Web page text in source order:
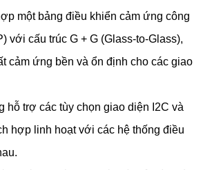
một bảng điều khiển cảm ứng công
với cấu trúc G + G (Glass-to-Glass),
cảm ứng bền và ổn định cho các giao
hỗ trợ các tùy chọn giao diện I2C và
hợp linh hoạt với các hệ thống điều